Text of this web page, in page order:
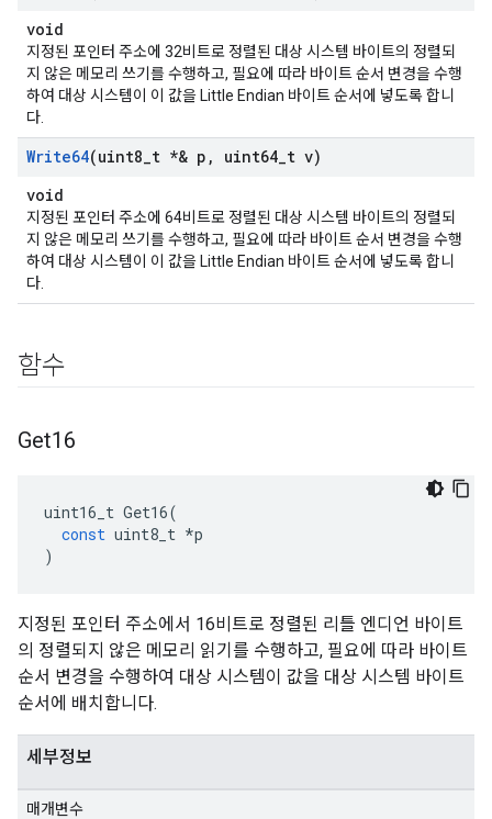
void
지정된 포인터 주소에 32비트로 정렬된 대상 시스템 바이트의 정렬되
지 않은 메모리 쓰기를 수행하고, 필요에 따라 바이트 순서 변경을 수행
하여 대상 시스템이 이 값을 Little Endian 바이트 순서에 넣도록 합니
다.
Write64(uint8 t *& p , uint64 t v)
void
지정된 포인터 주소에 64비트로 정렬된 대상 시스템 바이트의 정렬되
지 않은 메모리 쓰기를 수행하고, 필요에 따라 바이트 순서 변경을 수행
하여 대상 시스템이 이 값을 Little Endian 바이트 순서에 넣도록 합니
다.
함수
Get16
uint16_t Get16(
const uint8_t *p
)
지정된 포인터 주소에서 16비트로 정렬된 리틀 엔디언 바이트
의 정렬되지 않은 메모리 읽기를 수행하고, 필요에 따라 바이트
순서 변경을 수행하여 대상 시스템이 값을 대상 시스템 바이트
순서에 배치합니다.
세부정보
매개변수